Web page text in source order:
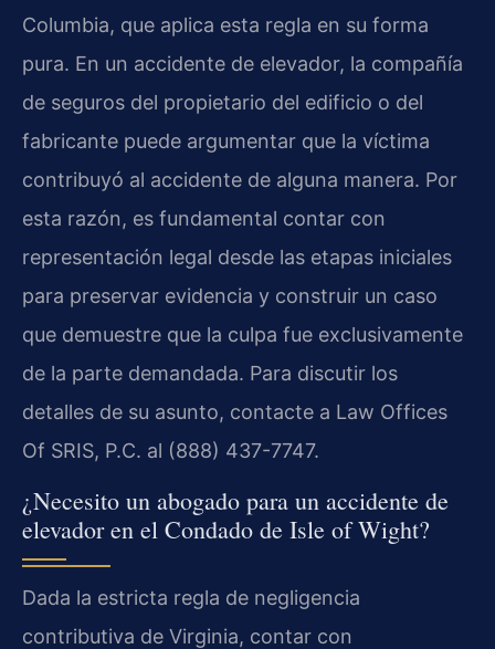
Columbia, que aplica esta regla en su forma
pura. En un accidente de elevador, la compañía
de seguros del propietario del edificio o del
fabricante puede argumentar que la víctima
contribuyó al accidente de alguna manera. Por
esta razón, es fundamental contar con
representación legal desde las etapas iniciales
para preservar evidencia y construir un caso
que demuestre que la culpa fue exclusivamente
de la parte demandada. Para discutir los
detalles de su asunto, contacte a Law Offices
Of SRIS, P.C. al (888) 437-7747.
¿Necesito un abogado para un accidente de
elevador en el Condado de Isle of Wight?
Dada la estricta regla de negligencia
contributiva de Virginia, contar con